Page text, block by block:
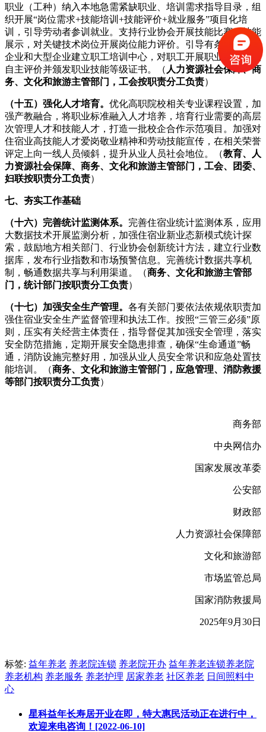
职业（工种）纳入本地急需紧缺职业、培训需求指导目录，组
织开展“岗位需求+技能培训+技能评价+就业服务”项目化培
训，引导劳动者参训就业。支持行业协会开展技能比赛、技能
展示，对关键技术岗位开展岗位能力评价。引导有条件的连锁
企业和大型企业建立职工培训中心，对职工开展职业技能等级
自主评价并颁发职业技能等级证书。（ 人力资源社会保障、商
务、文化和旅游主管部门，工会按职责分工负责）
（十五）强化人才培育。 优化高职院校相关专业课程设置，加
强产教融合，将职业标准融入人才培养，培育行业需要的高层
次管理人才和技能人才，打造一批校企合作示范项目。加强对
住宿业高技能人才爱岗敬业精神和劳动技能宣传，在相关荣誉
评定上向一线人员倾斜，提升从业人员社会地位。（教育、人
力资源社会保障、商务、文化和旅游主管部门，工会、团委、
妇联按职责分工负责）
七、夯实工作基础
（十六）完善统计监测体系。 完善住宿业统计监测体系，应用
大数据技术开展监测分析，加强住宿业新业态新模式统计探
索，鼓励地方相关部门、行业协会创新统计方法，建立行业数
据库，发布行业指数和市场预警信息。完善统计数据共享机
制，畅通数据共享与利用渠道。（商务、文化和旅游主管部
门，统计部门按职责分工负责）
（十七）加强安全生产管理。 各有关部门要依法依规依职责加
强住宿业安全生产监督管理和执法工作。按照“三管三必须”原
则，压实有关经营主体责任，指导督促其加强安全管理，落实
安全防范措施，定期开展安全隐患排查，确保“生命通道”畅
通，消防设施完整好用，加强从业人员安全常识和应急处置技
能培训。（商务、文化和旅游主管部门，应急管理、消防救援
等部门按职责分工负责）
商务部
中央网信办
国家发展改革委
公安部
财政部
人力资源社会保障部
文化和旅游部
市场监管总局
国家消防救援局
2025年9月30日
标签: 益年养老 养老院连锁 养老院开办 益年养老连锁养老院
养老机构 养老服务 养老护理 居家养老 社区养老 日间照料中
心
星科益年长寿居开业在即，特大惠民活动正在进行中，
欢迎来电咨询！[2022-06-10]